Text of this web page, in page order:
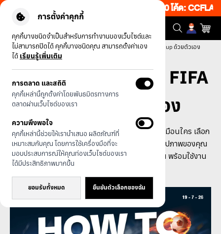
การตั้งค่าคุกกี้
คุกกี้บางชนิดจำเป็นสำหรับการทำงานของเว็บไซต์และ
ไม่สามารถปิดได้ คุกกี้บางชนิดคุณ สามารถตั้งค่าเอง
ได้ เรียนรู้เพิ่มเติม
การตลาด และสถิติ
คุกกี้เหล่านี้ถูกตั้งค่าโดยพันธมิตรทางการ
ตลาดผ่านเว็บไซต์ของเรา
ความพึงพอใจ
คุกกี้เหล่านี้ช่วยให้เรานำเสนอ ผลิตภัณฑ์ที่
เหมาะสมกับคุณ โดยการใช้เครื่องมือที่จะ
มอบประสบการณ์ให้คุณท่องเว็บไซต์ของเรา
ได้มีประสิทธิภาพมากขึ้น
ยอมรับทั้งหมด ยืนยันตัวเลือกของฉัน
50% เพียงช้อป 1 ชิ้น เริ่มคืนนี้ 10.00-00.00 โค้ด: CCFLASH1|
หน้าแรก บทความทั้งหมด ออกแบบเคสบอลโลก FIFA World Cup ด้วยตัวเอง
ออกแบบเคสบอลโลก FIFA
World Cup ด้วยตัวเอง
เปลี่ยนความชอบในฟุตบอลให้เป็นเคสมือถือที่ไม่เหมือนใคร เลือก
พื้นหลังทีมโปรด เพิ่มชื่อ เบอร์นักเตะ หรืออัปโหลดรูปภาพของคุณ
เองได้ง่าย ๆ สร้างเคสบอลโลกในสไตล์ที่เป็นตัวคุณ พร้อมใช้งาน
ได้กับมือถือหลากหลายรุ่น